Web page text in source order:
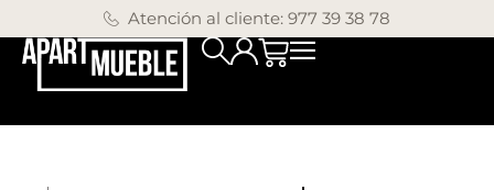
Atención al cliente: 977 39 38 78